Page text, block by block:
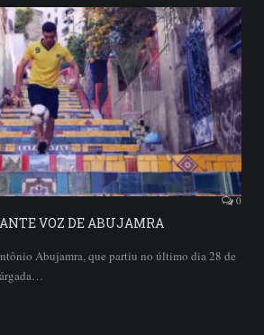
0
VOZ DE ABUJAMRA
Abujamra, que partiu no último dia 28 de